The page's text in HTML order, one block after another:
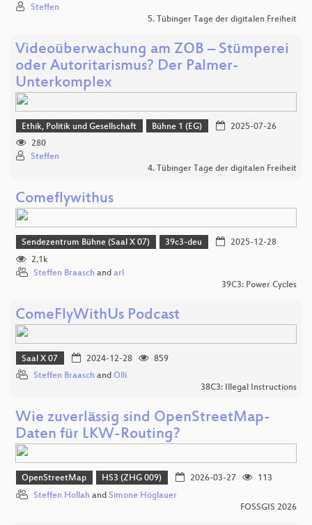
Steffen
5. Tübinger Tage der digitalen Freiheit
Videoüberwachung am ZOB – Stümperei
oder Autoritarismus? Der Palmer-
Unterkomplex
Ethik, Politik und Gesellschaft Bühne 1 (EG)
2025-07-26
280
Steffen
4. Tübinger Tage der digitalen Freiheit
Comeflywithus
Sendezentrum Bühne (Saal X 07) 39c3-deu
2025-12-28
2.1k
Steffen Braasch and arl
39C3: Power Cycles
ComeFlyWithUs Podcast
Saal X 07 2024-12-28
859
Steffen Braasch and Olli
38C3: Illegal Instructions
Wie zuverlässig sind OpenStreetMap-
Daten für LKW-Routing?
OpenStreetMap HS3 (ZHG 009) 2026-03-27
113
Steffen Hollah and Simone Höglauer
FOSSGIS 2026